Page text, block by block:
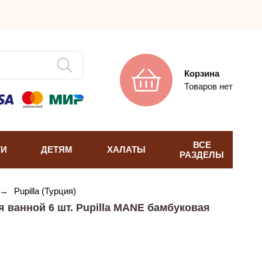
Корзина
Товаров нет
ДЕТЯМ ХАЛАТЫ
ВСЕ
РАЗДЕЛЫ
→ Pupilla (Турция)
ванной 6 шт. Pupilla MANE бамбуковая